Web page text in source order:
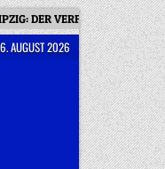
DER
6. AUGUST 2026